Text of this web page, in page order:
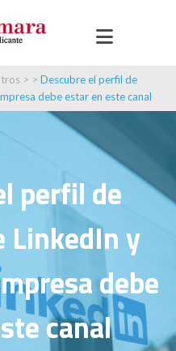
> > Descubre el perfil de
debe estar en este canal
perfil de
LinkedIn y
debe
canal